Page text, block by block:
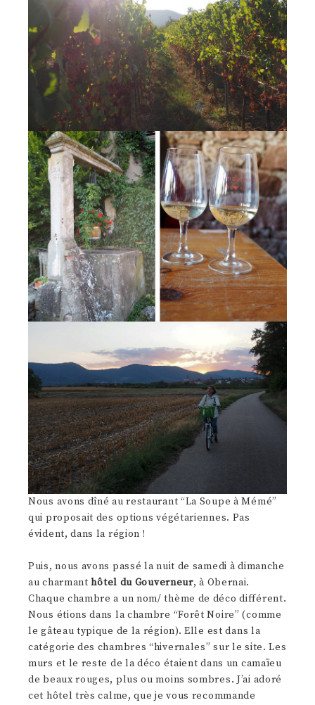
Nous avons dîné au restaurant “La Soupe à Mémé”
qui proposait des options végétariennes. Pas
évident, dans la région !
Puis, nous avons passé la nuit de samedi à dimanche
au charmanthôtel du Gouverneur, à Obernai.
Chaque chambre a un nom/ thème de déco différent.
Nous étions dans la chambre “Forêt Noire” (comme
le gâteau typique de la région). Elle est dans la
catégorie des chambres “hivernales” sur le site. Les
murs et le reste de la déco étaient dans un camaïeu
de beaux rouges, plus ou moins sombres. J’ai adoré
cet hôtel très calme, que je vous recommande